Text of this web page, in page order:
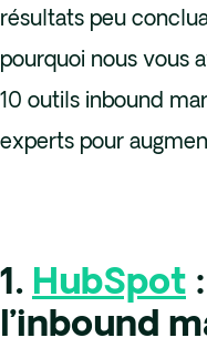
résultats peu
pourquoi nous vous
10 outils inbound
experts pour
1. HubSpot
l’inbound